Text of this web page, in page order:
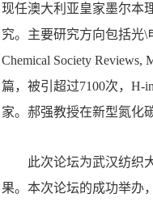
现任澳大利亚皇家墨尔本
究。主要研究方向包括光
Chemical Society Reviews,
篇，被引超过7100次，H-
家。郝强教授在新型氮化
此次论坛为武汉纺织
果。本次论坛的成功举办